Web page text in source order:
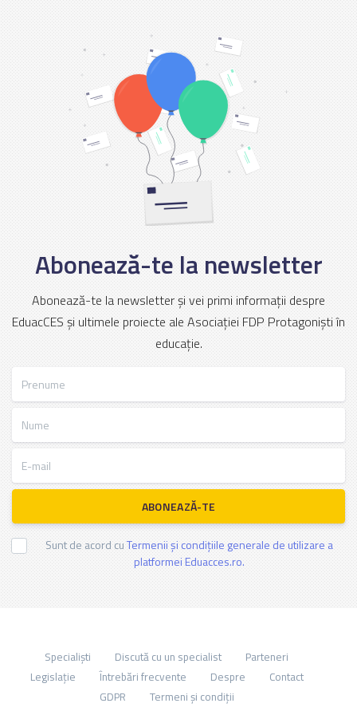
Abonează-te la newsletter
Abonează-te la newsletter și vei primi informații despre
EduacCES și ultimele proiecte ale Asociației FDP Protagoniști în
educație.
ABONEAZĂ-TE
Sunt de acord cuTermenii și condițiile generale de utilizare a
platformei Eduacces.ro.
Specialiști Discută cu un specialist
Parteneri
Legislație
Întrebări frecvente Despre
Contact
GDPR
Termeni și condiții